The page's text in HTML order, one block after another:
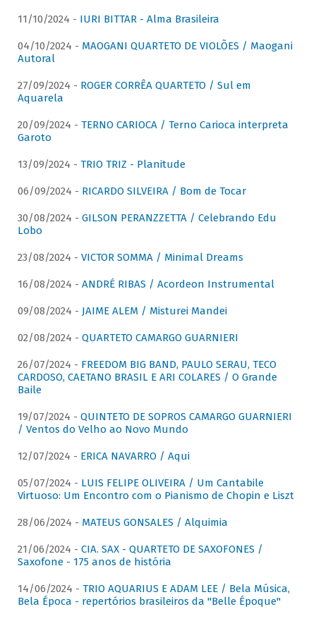
11/10/2024 - IURI BITTAR - Alma Brasileira
04/10/2024 - MAOGANI QUARTETO DE VIOLÕES / Maogani
Autoral
27/09/2024 - ROGER CORRÊA QUARTETO / Sul em
Aquarela
20/09/2024 - TERNO CARIOCA / Terno Carioca interpreta
Garoto
13/09/2024 - TRIO TRIZ - Planitude
06/09/2024 - RICARDO SILVEIRA / Bom de Tocar
30/08/2024 - GILSON PERANZZETTA / Celebrando Edu
Lobo
23/08/2024 - VICTOR SOMMA / Minimal Dreams
16/08/2024 - ANDRÉ RIBAS / Acordeon Instrumental
09/08/2024 - JAIME ALEM / Misturei Mandei
02/08/2024 - QUARTETO CAMARGO GUARNIERI
26/07/2024 - FREEDOM BIG BAND, PAULO SERAU, TECO
CARDOSO, CAETANO BRASIL E ARI COLARES / O Grande
Baile
19/07/2024 - QUINTETO DE SOPROS CAMARGO GUARNIERI
/ Ventos do Velho ao Novo Mundo
12/07/2024 - ERICA NAVARRO / Aqui
05/07/2024 - LUIS FELIPE OLIVEIRA / Um Cantabile
Virtuoso: Um Encontro com o Pianismo de Chopin e Liszt
28/06/2024 - MATEUS GONSALES / Alquimia
21/06/2024 - CIA. SAX - QUARTETO DE SAXOFONES /
Saxofone - 175 anos de história
14/06/2024 - TRIO AQUARIUS E ADAM LEE / Bela Música,
Bela Época - repertórios brasileiros da "Belle Époque"